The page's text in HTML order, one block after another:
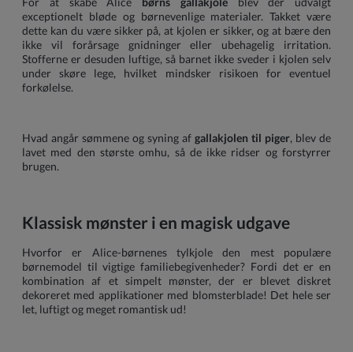
exceptionelt bløde og børnevenlige materialer. Takket være
dette kan du være sikker på, at kjolen er sikker, og at bære den
ikke vil forårsage gnidninger eller ubehagelig irritation.
Stofferne er desuden luftige, så barnet ikke sveder i kjolen selv
under skøre lege, hvilket mindsker risikoen for eventuel
forkølelse.
Hvad angår sømmene og syning af gallakjolen til piger, blev de
lavet med den største omhu, så de ikke ridser og forstyrrer
brugen.
Klassisk mønster i en magisk udgave
Hvorfor er Alice-børnenes tylkjole den mest populære
børnemodel til vigtige familiebegivenheder? Fordi det er en
kombination af et simpelt mønster, der er blevet diskret
dekoreret med applikationer med blomsterblade! Det hele ser
let, luftigt og meget romantisk ud!